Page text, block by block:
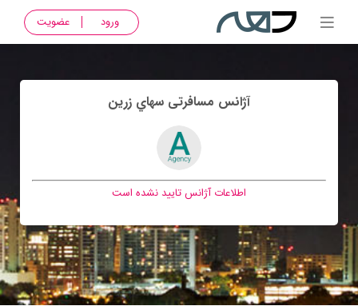
ورود عضویت
آژانس مسافرتی سهاي زرين
اطلاعات آژانس تایید نشده است